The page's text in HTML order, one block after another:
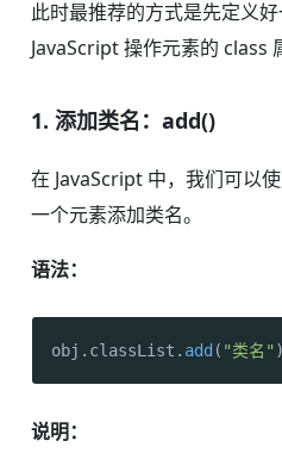
此时最推荐的方式是先定义
JavaScript 操作元素的 class
1. 添加类名：add()
在 JavaScript 中，我们可以
一个元素添加类名。
语法：
obj. classList . add ( "类名" )
说明：